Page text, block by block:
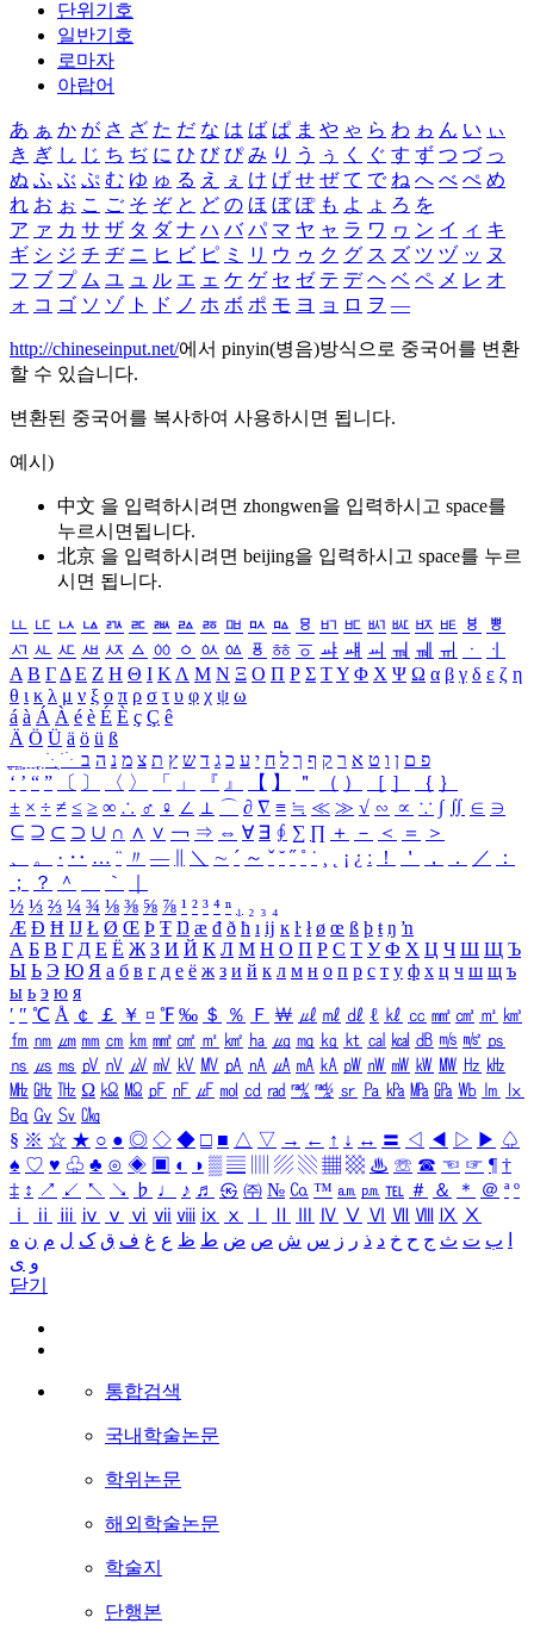
단위기호
일반기호
로마자
아랍어
あ ぁ か が さ ざ た だ な は ば ぱ ま や ゃ ら わ ゎ ん い ぃ
き ぎ し じ ち ぢ に ひ び ぴ み り う ぅ く ぐ す ず つ づ っ
ぬ ふ ぶ ぷ む ゆ ゅ る え ぇ け げ せ ぜ て で ね へ べ ぺ め
れ お ぉ こ ご そ ぞ と ど の ほ ぼ ぽ も よ ょ ろ を
ア ァ カ サ ザ タ ダ ナ ハ バ パ マ ヤ ャ ラ ワ ヮ ン イ ィ キ
ギ シ ジ チ ヂ ニ ヒ ビ ピ ミ リ ウ ゥ ク グ ス ズ ツ ヅ ッ ヌ
フ ブ プ ム ユ ュ ル エ ェ ケ ゲ セ ゼ テ デ ヘ ベ ペ メ レ オ
ォ コ ゴ ソ ゾ ト ド ノ ホ ボ ポ モ ヨ ョ ロ ヲ ―
http://chineseinput.net/에서 pinyin(병음)방식으로 중국어를 변환
할 수 있습니다.
변환된 중국어를 복사하여 사용하시면 됩니다.
예시)
中文 을 입력하시려면 zhongwen을 입력하시고 space를
누르시면됩니다.
北京 을 입력하시려면 beijing을 입력하시고 space를 누르
시면 됩니다.
ㅥ ㅦ ㅧ ㅨ ㅩ ㅪ ㅫ ㅬ ㅭ ㅮ ㅯ ㅰ ㅱ ㅲ ㅳ ㅴ ㅵ ㅶ ㅷ ㅸ
ㅹ
ㅺ ㅻ ㅼ ㅽ ㅾ ㅿ ㆀ ㆁ ㆂ ㆃ ㆄ ㆅ ㆆ ㆇ ㆈ ㆉ ㆊ ㆋ ㆌ ㆍ
ㆎ
Α Β ΓΔ Ε Ζ Η Θ Ι ΚΛ Μ Ν Ξ Ο Π Ρ Σ ΤΥ Φ Χ Ψ Ω α β γ δ ε ζ η
θ ι κ λ μ ν ξ ο π ρ σ τ υ φ χ ψ ω
á à Á À é è É È ç Ç ê
Ä Ö Ü ä ö ü ß
ִֶֹ ֻּ ׁׂ פ ם ן ו ט א ר ק ף ך ל ח י ע כ ג ד ש ץ ת צ מ נ ה ב
‘ ’ “ ” 〔 〕 〈 〉 「 」 『 』 【 】 ＂ （ ） ［ ］ ｛ ｝
± × ÷ ≠ ≤ ≥ ∞ ∴ ♂ ♀ ∠ ⊥ ⌒ ∂ ∇ ≡ ≒ ≪ ≫ √ ∽ ∝ ∵ ∫ ∬ ∈ ∋
⊆ ⊇ ⊂ ⊃ ∪ ∩ ∧ ∨ ￢ ⇒ ⇔ ∀ ∃ ∮ ∑ ∏ ＋ － ＜ ＝
＞
、
。 · ‥ … ¨ 〃 ― ＼ ∼ ´ ～ ˇ ˘ ˝ ˚ ˙ ¸ ¡ ¿ ː ！ ＇ ， ． ／
：
；
？ ＾ ｀
½ ⅓ ⅔ ¼ ¾ ⅛ ⅜ ⅝ ⅞ ¹ ² ³ ⁴ ⁿ ₁ ₂ ₃ ₄
Æ Ð Ħ Ĳ Ł Ø Œ Þ Ŧ Ŋ æ đ ð ħ ı ĳ ĸ ŀ ł ø œ ß þ ŧ ŋ ŉ
А Б В Г Д Е Ё Ж З И Й К Л М Н О П Р С Т У Ф Х Ц Ч Ш Щ Ъ
Ы Ь Э Ю Я а б в г д е ё ж з и й к л м н о п р с т у ф х ц ч ш щ ъ
ы ь э ю я
′ ″ ℃ Å ￠ ￡ ￥ ¤ ℉ ‰ ＄ ％ Ｆ ￦ ㎕ ㎖ ㎗ ℓ ㎘ ㏄ ㎣ ㎤ ㎥ ㎦
㎙ ㎚ ㎛ ㎜ ㎝ ㎞ ㎟ ㎠ ㎡ ㎢ ㏊ ㎍ ㎎ ㎏ ㏏ ㎈ ㎉ ㏈ ㎧ ㎨ ㎰
㎱ ㎲ ㎳ ㎴ ㎵ ㎶ ㎷ ㎸ ㎹ ㎀ ㎁ ㎂ ㎃ ㎄ ㎺ ㎻ ㎽ ㎾ ㎿ ㎐ ㎑
㎒ ㎓ ㎔ Ω ㏀ ㏁ ㎊ ㎋ ㎌ ㏖ ㏅ ㎭ ㎮ ㎯ ㏛ ㎩ ㎪ ㎫ ㎬ ㏝ ㏐
㏓
㏃ ㏉ ㏜ ㏆
§ ※ ☆ ★ ○ ● ◎ ◇ ◆ □ ■ △ ▽ → ← ↑ ↓ ↔ 〓 ◁ ◀ ▷ ▶ ♤
♠ ♡ ♥ ♧ ♣ ⊙ ◈ ▣ ◐ ◑ ▒ ▤ ▨ ▧ ▦ ▩ ♨ ☏ ☎ ☜ ☞ ¶ †
‡ ↕ ↗ ↙ ↖ ↘ ♭ ♩ ♪ ♬ ㉿ ㈜ № ㏇ ™ ㏂ ㏘ ℡ ＃ ＆ ＊ ＠ ª º
ⅰ
ⅱ ⅲ ⅳ ⅴ ⅵ ⅶ ⅷ ⅸ ⅹ Ⅳ Ⅴ Ⅵ Ⅶ Ⅷ Ⅸ Ⅹ
ب ت ث ج ح خ د ذ ر ز س ش ص ض ط ظ ع غ ف ق ک ل م ن ه
و ی
닫기
통합검색
국내학술논문
학위논문
해외학술논문
학술지
단행본